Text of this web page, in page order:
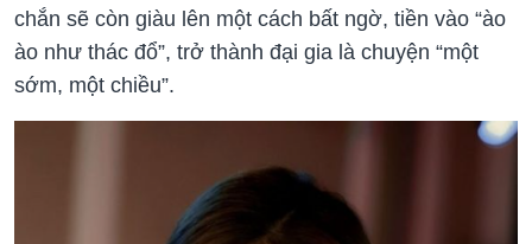
chắn sẽ còn giàu lên một cách bất ngờ, tiền vào “ào
ào như thác đổ”, trở thành đại gia là chuyện “một
sớm, một chiều”.